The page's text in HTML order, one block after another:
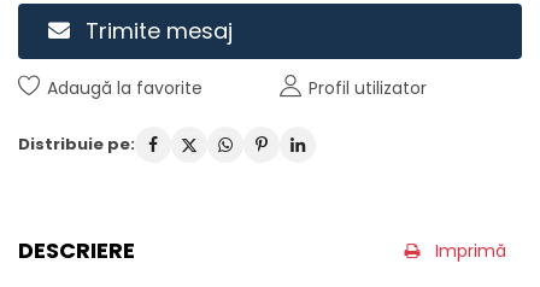
Trimite mesaj
Adaugă la favorite Profil utilizator
Distribuie pe:
DESCRIERE Imprimă